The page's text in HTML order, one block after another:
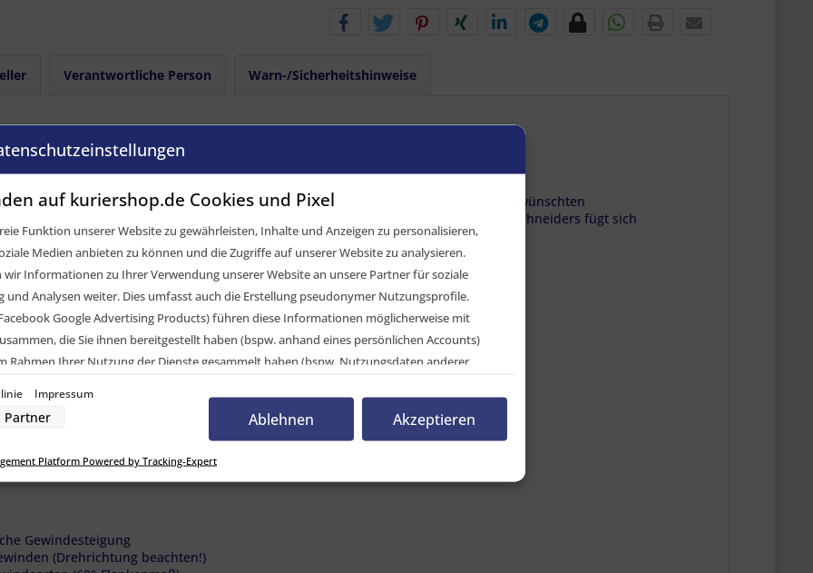
Verantwortliche Person Warn-/Sicherheitshinweise
Nes21 8-11 mm"
von beschädigten Gewinden. Der Gewindenachschneider kann einfach auf den gewünschten
eingestellt werden. Die gehärtete Highspeed Klinge (HRC 62) des Gewindenachschneiders fügt sich
entfernen somit alle Beschädigungen.
Daten
mm (L x B x H)
Gewindesteigung
(Drehrichtung beachten!)
auf kuriershop.de Cookies und Pixel
Funktion unserer Website zu gewährleisten, Inhalte und Anzeigen zu personalisieren,
Medien anbieten zu können und die Zugriffe auf unserer Website zu analysieren.
wir Informationen zu Ihrer Verwendung unserer Website an unsere Partner für soziale
und Analysen weiter. Dies umfasst auch die Erstellung pseudonymer Nutzungsprofile.
Google Advertising Products) führen diese Informationen möglicherweise mit
die Sie ihnen bereitgestellt haben (bspw. anhand eines persönlichen Accounts)
Rahmen Ihrer Nutzung der Dienste gesammelt haben (bspw. Nutzungsdaten anderer
Button links unten klicken und dort die entsprechenden Anpassungen vornehmen.
durch unsere Partner:
Zugriff auf Informationen auf einem Endgerät
Profilen zur Auswahl personalisierter Werbung
Profilen zur Auswahl personalisierter Inhalte
von Inhalten
Impressum
Partner Ablehnen Akzeptieren
Platform Powered by Tracking-Expert